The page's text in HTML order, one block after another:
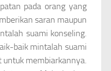
pada orang yang
saran maupun
suami konseling.
baik mintalah suami
untuk membiarkannya.